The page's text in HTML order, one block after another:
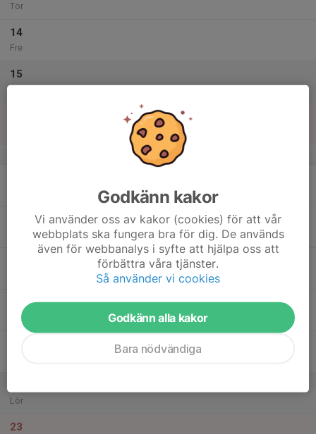
Tor
14
Fre
15
v.34
Åmåls Ishall
Fysträning
Åmåls Ishall
Tor
Lör
23
Godkänn kakor
Vi använder oss av kakor (cookies) för att vår
webbplats ska fungera bra för dig. De används
även för webbanalys i syfte att hjälpa oss att
förbättra våra tjänster.
Så använder vi cookies
Godkänn alla kakor
Bara nödvändiga